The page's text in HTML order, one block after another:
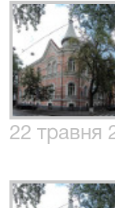
22 травня